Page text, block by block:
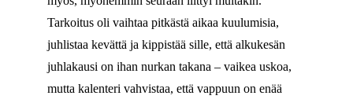
Tarkoitus oli vaihtaa pitkästä aikaa kuulumisia,
juhlistaa kevättä ja kippistää sille, että alkukesän
juhlakausi on ihan nurkan takana – vaikea uskoa,
mutta kalenteri vahvistaa, että vappuun on enää